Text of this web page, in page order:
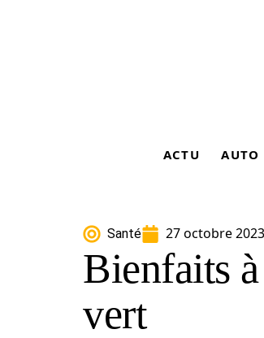
ACTU AUTO
Santé 27 octobre 2023
Bienfaits
vert